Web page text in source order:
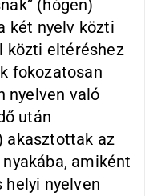
(hógen)
két nyelv közti
közti eltéréshez
fokozatosan
nyelven való
után
akasztottak az
amiként
helyi nyelven